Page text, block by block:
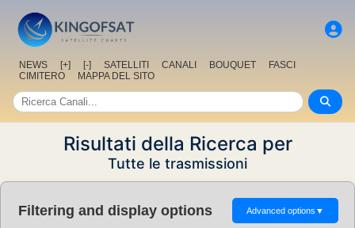
NEWS [+] [-] SATELLITI CANALI BOUQUET
FASCI
CIMITERO
MAPPA DEL SITO
Risultati della Ricerca per
Tutte le trasmissioni
Filtering and display options Advanced options ▼